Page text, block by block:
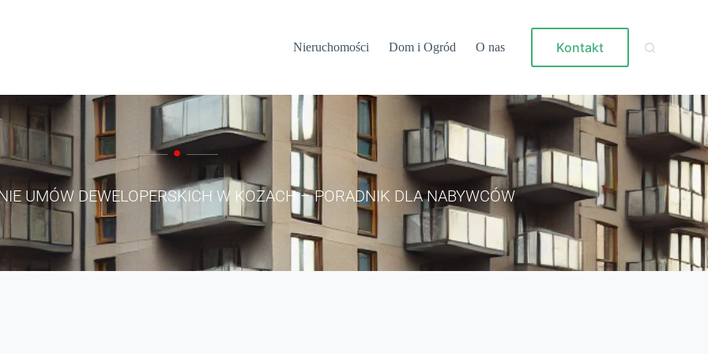
Nieruchomości Dom i Ogród O nas Kontakt
UMÓW DEWELOPERSKICH W KOZACH – PORADNIK DLA NABYWCÓW